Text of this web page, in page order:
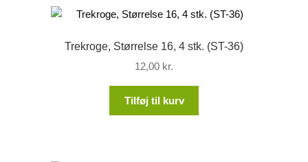
Trekroge, Størrelse 16, 4 stk. (ST-36)
12,00 kr.
Tilføj til kurv